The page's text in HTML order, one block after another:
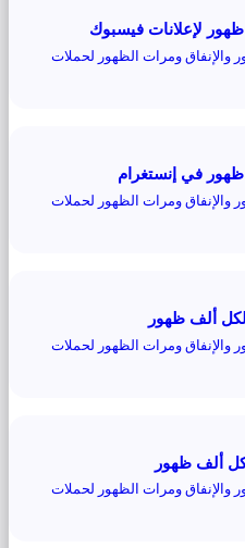
لإعلانات فيسبوك
والإنفاق ومرات الظهور لحملات
في إنستغرام
والإنفاق ومرات الظهور لحملات
لكل ألف ظهور
والإنفاق ومرات الظهور لحملات
والإنفاق ومرات الظهور لحملات